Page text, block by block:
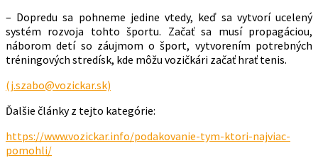
– Dopredu sa pohneme jedine vtedy, keď sa vytvorí ucelený
systém rozvoja tohto športu. Začať sa musí propagáciou,
náborom detí so záujmom o šport, vytvorením potrebných
tréningových stredísk, kde môžu vozičkári začať hrať tenis.
(j.szabo@vozickar.sk)
Ďalšie články z tejto kategórie:
https://www.vozickar.info/podakovanie-tym-ktori-najviac-
pomohli/